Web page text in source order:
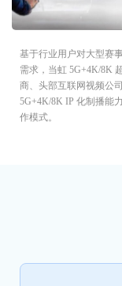
基于行业用户对大型赛
需求，当虹 5G+4K/8K
商、头部互联网视频公
5G+4K/8K IP 化制播能
作模式。